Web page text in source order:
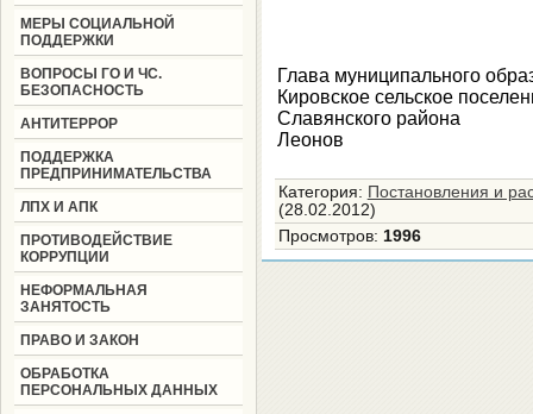
МЕРЫ СОЦИАЛЬНОЙ
ПОДДЕРЖКИ
ВОПРОСЫ ГО И ЧС.
БЕЗОПАСНОСТЬ
АНТИТЕРРОР
ПОДДЕРЖКА
ПРЕДПРИНИМАТЕЛЬСТВА
ЛПХ И АПК
ПРОТИВОДЕЙСТВИЕ
КОРРУПЦИИ
НЕФОРМАЛЬНАЯ
ЗАНЯТОСТЬ
ПРАВО И ЗАКОН
ОБРАБОТКА
ПЕРСОНАЛЬНЫХ ДАННЫХ
Глава муниципального
Кировское сельское
Леонов
Категория: Постановления и
(28.02.2012)
Просмотров: 1996